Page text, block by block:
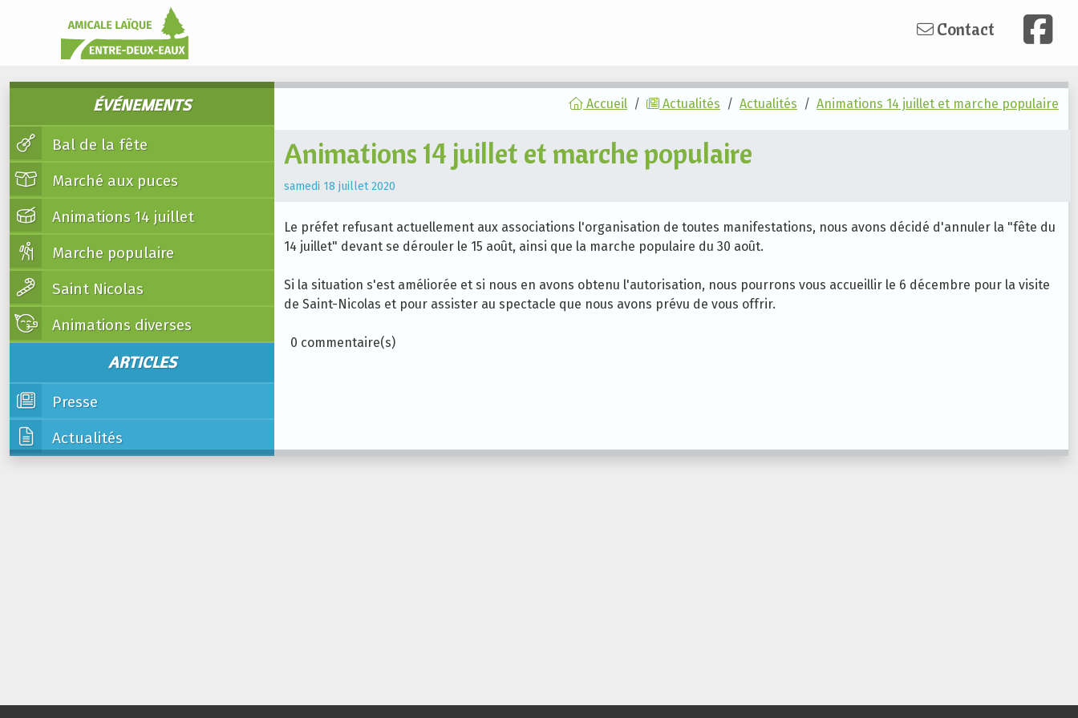
Contact
ÉVÉNEMENTS
Bal de la fête
Marché aux puces
Animations 14 juillet
Marche populaire
Saint Nicolas
Animations diverses
ARTICLES
Presse
Actualités
Accueil Actualités Actualités Animations 14 juillet et marche populaire
Animations 14 juillet et marche populaire
samedi 18 juillet 2020
Le préfet refusant actuellement aux associations l'organisation de toutes manifestations, nous avons décidé d'annuler la "fête du
14 juillet" devant se dérouler le 15 août, ainsi que la marche populaire du 30 août.
Si la situation s'est améliorée et si nous en avons obtenu l'autorisation, nous pourrons vous accueillir le 6 décembre pour la visite
de Saint-Nicolas et pour assister au spectacle que nous avons prévu de vous offrir.
0 commentaire(s)